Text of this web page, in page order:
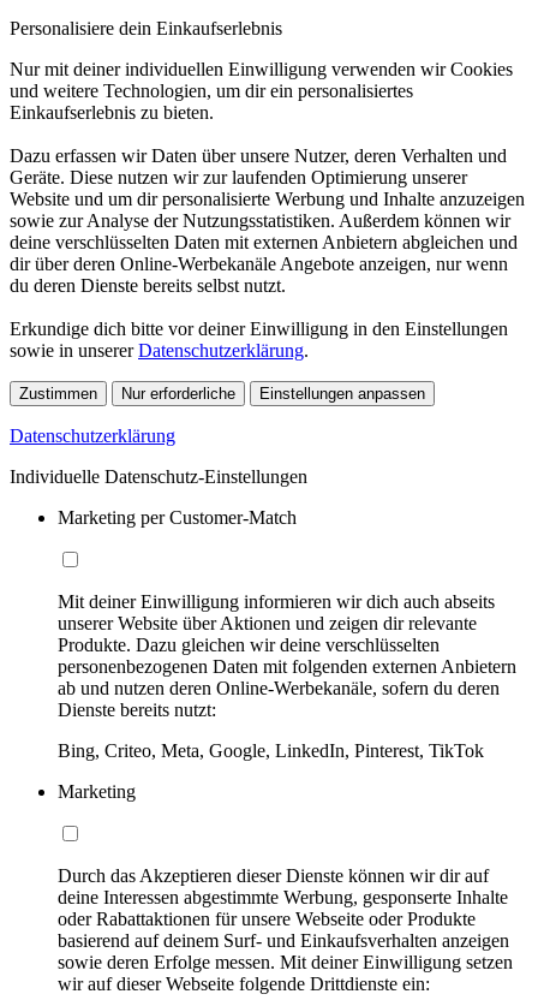
Personalisiere dein Einkaufserlebnis
Nur mit deiner individuellen Einwilligung verwenden wir Cookies
und weitere Technologien, um dir ein personalisiertes
Einkaufserlebnis zu bieten.
Dazu erfassen wir Daten über unsere Nutzer, deren Verhalten und
Geräte. Diese nutzen wir zur laufenden Optimierung unserer
Website und um dir personalisierte Werbung und Inhalte anzuzeigen
sowie zur Analyse der Nutzungsstatistiken. Außerdem können wir
deine verschlüsselten Daten mit externen Anbietern abgleichen und
dir über deren Online-Werbekanäle Angebote anzeigen, nur wenn
du deren Dienste bereits selbst nutzt.
Erkundige dich bitte vor deiner Einwilligung in den Einstellungen
sowie in unsererDatenschutzerklärung.
Zustimmen Nur erforderliche Einstellungen anpassen
Datenschutzerklärung
Individuelle Datenschutz-Einstellungen
Marketing per Customer-Match
Mit deiner Einwilligung informieren wir dich auch abseits
unserer Website über Aktionen und zeigen dir relevante
Produkte. Dazu gleichen wir deine verschlüsselten
personenbezogenen Daten mit folgenden externen Anbietern
ab und nutzen deren Online-Werbekanäle, sofern du deren
Dienste bereits nutzt:
Bing, Criteo, Meta, Google, LinkedIn, Pinterest, TikTok
Marketing
Durch das Akzeptieren dieser Dienste können wir dir auf
deine Interessen abgestimmte Werbung, gesponserte Inhalte
oder Rabattaktionen für unsere Webseite oder Produkte
basierend auf deinem Surf- und Einkaufsverhalten anzeigen
sowie deren Erfolge messen. Mit deiner Einwilligung setzen
wir auf dieser Webseite folgende Drittdienste ein: